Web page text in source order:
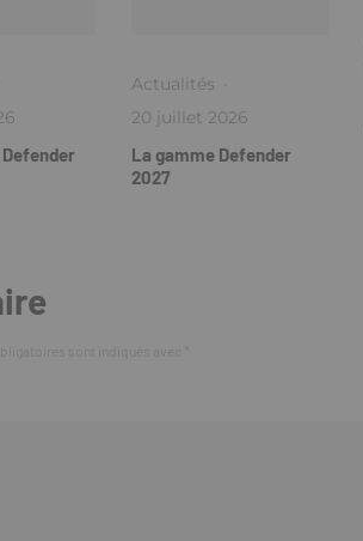
Actualités ·
20 juillet 2026
La gamme Defender
2027